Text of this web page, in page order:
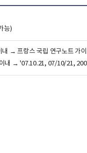
능)
→ 프랑스 국립 연구노트 가
내 → '07.10.21, 07/10/21,